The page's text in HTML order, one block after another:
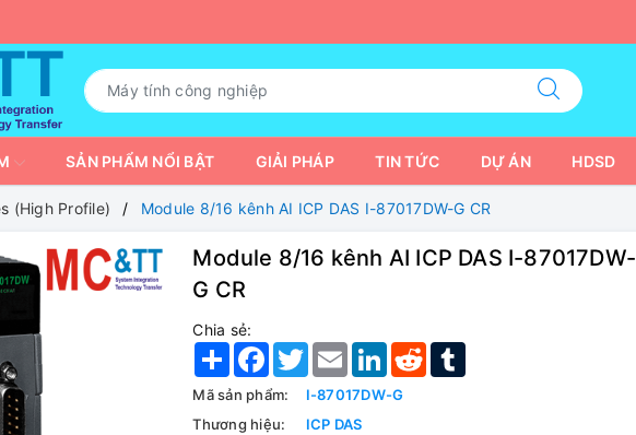
SẢN PHẨM NỔI BẬT GIẢI PHÁP TIN TỨC DỰ ÁN HDSD
(High Profile) Module 8/16 kênh AI ICP DAS I-87017DW-G CR
Module 8/16 kênh AI ICP DAS I-87017DW-
G CR
Chia sẻ:
Share Facebook
TwitterEmail LinkedIn
Reddit
Mã sản phẩm:
I-87017DW-G
Thương hiệu:
ICP DAS